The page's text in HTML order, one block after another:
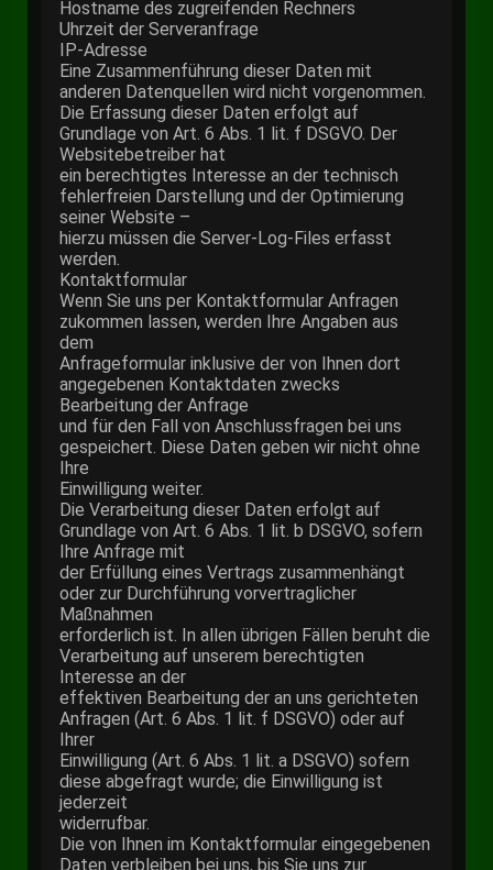
Hostname des zugreifenden Rechners
Uhrzeit der Serveranfrage
IP-Adresse
Eine Zusammenführung dieser Daten mit
anderen Datenquellen wird nicht vorgenommen.
Die Erfassung dieser Daten erfolgt auf
Grundlage von Art. 6 Abs. 1 lit. f DSGVO. Der
Websitebetreiber hat
ein berechtigtes Interesse an der technisch
fehlerfreien Darstellung und der Optimierung
seiner Website –
hierzu müssen die Server-Log-Files erfasst
werden.
Kontaktformular
Wenn Sie uns per Kontaktformular Anfragen
zukommen lassen, werden Ihre Angaben aus
dem
Anfrageformular inklusive der von Ihnen dort
angegebenen Kontaktdaten zwecks
Bearbeitung der Anfrage
und für den Fall von Anschlussfragen bei uns
gespeichert. Diese Daten geben wir nicht ohne
Ihre
Einwilligung weiter.
Die Verarbeitung dieser Daten erfolgt auf
Grundlage von Art. 6 Abs. 1 lit. b DSGVO, sofern
Ihre Anfrage mit
der Erfüllung eines Vertrags zusammenhängt
oder zur Durchführung vorvertraglicher
Maßnahmen
erforderlich ist. In allen übrigen Fällen beruht die
Verarbeitung auf unserem berechtigten
Interesse an der
effektiven Bearbeitung der an uns gerichteten
Anfragen (Art. 6 Abs. 1 lit. f DSGVO) oder auf
Ihrer
Einwilligung (Art. 6 Abs. 1 lit. a DSGVO) sofern
diese abgefragt wurde; die Einwilligung ist
jederzeit
widerrufbar.
Die von Ihnen im Kontaktformular eingegebenen
Daten verbleiben bei uns, bis Sie uns zur